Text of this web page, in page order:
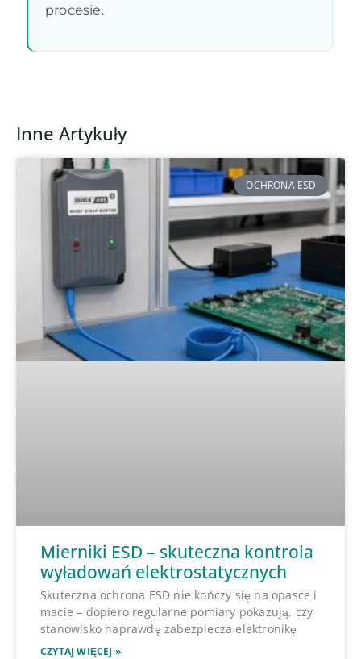
procesie.
Inne Artykuły
OCHRONA ESD
Mierniki ESD – skuteczna kontrola
wyładowań elektrostatycznych
Skuteczna ochrona ESD nie kończy się na opasce i
macie – dopiero regularne pomiary pokazują, czy
stanowisko naprawdę zabezpiecza elektronikę
CZYTAJ WIĘCEJ »